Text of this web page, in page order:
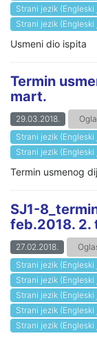
Strani jezik (Engleski
Strani jezik (Engleski
Usmeni dio ispita
Termin
mart.
29.03.2018.
Strani jezik (Engleski
Strani jezik (Engleski
Termin usmenog
SJ1-
feb.2018. 2.
27.02.2018.
Strani jezik (Engleski
Strani jezik
Strani jezik
Strani jezik (Engleski
Strani jezik (Engleski